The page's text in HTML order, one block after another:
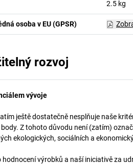
2.5 kg
osoba v EU (GPSR)
rozvoj
vývoje
ještě dostatečně nesplňuje naše
body. Z tohoto důvodu není (zatím)
ekologických, sociálních a
hodnocení výrobků a naší iniciativě za